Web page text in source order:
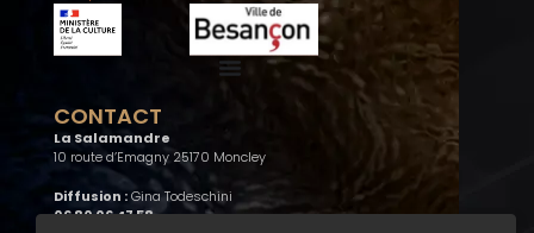
CONTACT
La Salamandre
10 route d’Emagny 25170 Moncley
Diffusion :Gina Todeschini
06 80 06 47 58